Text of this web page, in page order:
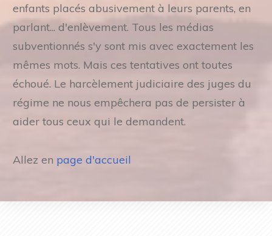
enfants placés abusivement à leurs parents, en
parlant... d'enlèvement. Tous les médias
subventionnés s'y sont mis avec exactement les
mêmes mots. Mais ces tentatives ont toutes
échoué. Le harcèlement judiciaire des juges du
régime ne nous empêchera pas de persister à
aider tous ceux qui le demandent.
Allez en page d'accueil